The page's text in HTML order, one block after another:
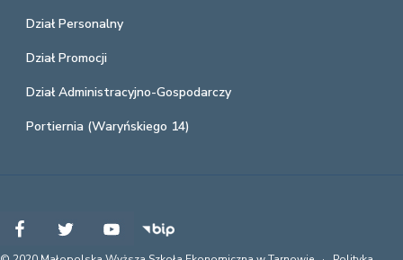
Dział Personalny
Dział Promocji
Dział Administracyjno-Gospodarczy
Portiernia (Waryńskiego 14)